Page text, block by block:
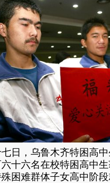
，乌鲁木齐特困高中
十六名在校特困高中
困难群体子女高中阶